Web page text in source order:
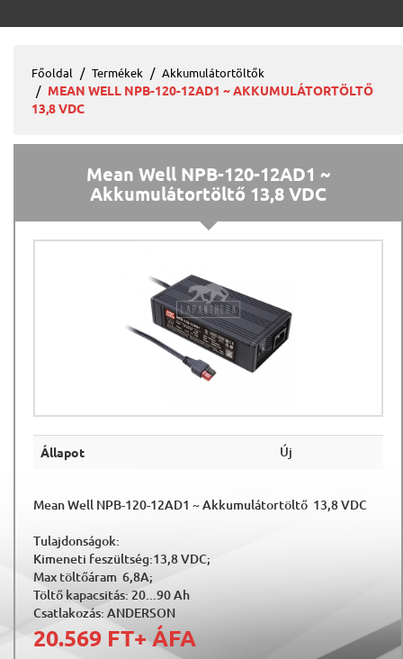
Főoldal Termékek Akkumulátortöltők
MEAN WELL NPB-120-12AD1 ~ AKKUMULÁTORTÖLTŐ
13,8 VDC
Mean Well NPB-120-12AD1 ~
Akkumulátortöltő 13,8 VDC
Állapot Új
Mean Well NPB-120-12AD1 ~ Akkumulátortöltő 13,8 VDC
Tulajdonságok:
Kimeneti feszültség:13,8 VDC;
Max töltőáram 6,8A;
Töltő kapacsitás: 20...90 Ah
Csatlakozás: ANDERSON
20.569 FT+ ÁFA